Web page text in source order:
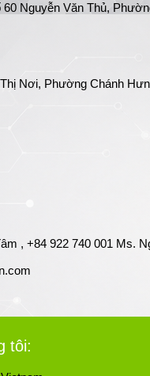
60 Nguyễn Văn Thủ,
Nơi, Phường Chánh
, +84 922 740 001 Ms.
tôi: